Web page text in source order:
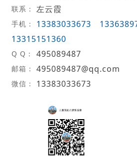
联系： 左云霞
手机： 13383033673
13315151360
Q Q： 495089487
邮箱： 495089487@qq.com
微信： 13383033673